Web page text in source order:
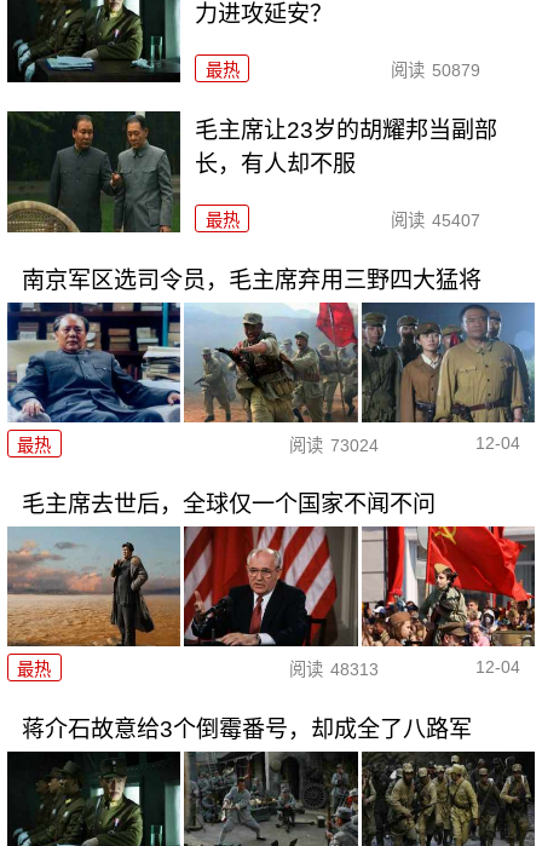
力进攻延安？
最热 阅读 50879
毛主席让23岁的胡耀邦当副部
长，有人却不服
最热 阅读 45407
南京军区选司令员，毛主席弃用三野四大猛将
最热 阅读 73024 12-04
毛主席去世后，全球仅一个国家不闻不问
最热 阅读 48313 12-04
蒋介石故意给3个倒霉番号，却成全了八路军